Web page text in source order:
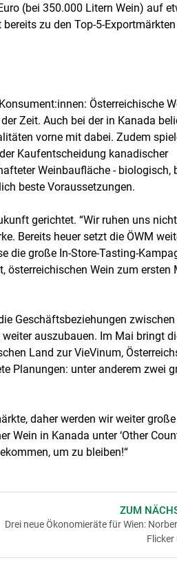
(bei 350.000 Litern Wein) auf
zu den Top-5-
Österreichische
Zeit. Auch bei der in Kanada
vorne mit dabei. Zudem
Kaufentscheidung kanadischer
Weinbaufläche - biologisch,
beste Voraussetzungen.
gerichtet. “Wir ruhen uns
Bereits heuer setzt die ÖWM
die große In-Store-Tasting-
österreichischen Wein zum ersten
Geschäftsbeziehungen zwischen
auszubauen. Im Mai bringt
Land zur VieVinum,
Planungen: unter anderem zwei
daher werden wir weiter
Wein in Kanada unter ‘Other
um zu bleiben!“
ZUM
Drei neue Ökonomieräte für Wien: